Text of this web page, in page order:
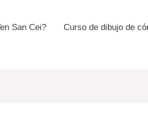
San Cei? Curso de dibujo de